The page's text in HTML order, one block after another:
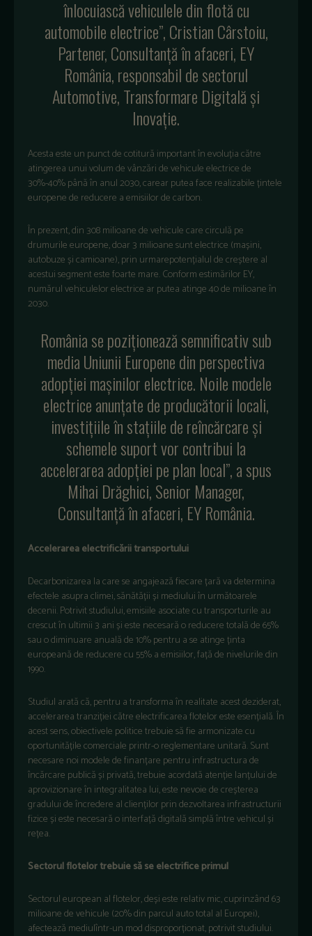
înlocuiască vehiculele din flotă cu
automobile electrice”, Cristian Cârstoiu,
Partener, Consultanță în afaceri, EY
România, responsabil de sectorul
Automotive, Transformare Digitală și
Inovație.
Acesta este un punct de cotitură important în evoluția către
atingerea unui volum de vânzări de vehicule electrice de
30%-40% până în anul 2030, carear putea face realizabile țintele
europene de reducere a emisiilor de carbon.
În prezent, din 308 milioane de vehicule care circulă pe
drumurile europene, doar 3 milioane sunt electrice (mașini,
autobuze și camioane), prin urmarepotențialul de creștere al
acestui segment este foarte mare. Conform estimărilor EY,
numărul vehiculelor electrice ar putea atinge 40 de milioane în
2030.
România se poziționează semnificativ sub
media Uniunii Europene din perspectiva
adopției mașinilor electrice. Noile modele
electrice anunțate de producătorii locali,
investițiile în stațiile de reîncărcare și
schemele suport vor contribui la
accelerarea adopției pe plan local”, a spus
Mihai Drăghici, Senior Manager,
Consultanță în afaceri, EY România.
Accelerarea electrificării transportului
Decarbonizarea la care se angajează fiecare țară va determina
efectele asupra climei, sănătății și mediului în următoarele
decenii. Potrivit studiului, emisiile asociate cu transporturile au
crescut în ultimii 3 ani și este necesară o reducere totală de 65%
sau o diminuare anuală de 10% pentru a se atinge ținta
europeană de reducere cu 55% a emisiilor, față de nivelurile din
1990.
Studiul arată că, pentru a transforma în realitate acest deziderat,
accelerarea tranziției către electrificarea flotelor este esențială. În
acest sens, obiectivele politice trebuie să fie armonizate cu
oportunitățile comerciale printr-o reglementare unitară. Sunt
necesare noi modele de finanțare pentru infrastructura de
încărcare publică și privată, trebuie acordată atenție lanțului de
aprovizionare în integralitatea lui, este nevoie de creșterea
gradului de încredere al clienților prin dezvoltarea infrastructurii
fizice și este necesară o interfață digitală simplă între vehicul și
rețea.
Sectorul flotelor trebuie să se electrifice primul
Sectorul european al flotelor, deși este relativ mic, cuprinzând 63
milioane de vehicule (20% din parcul auto total al Europei),
afectează mediulîntr-un mod disproporționat, potrivit studiului.